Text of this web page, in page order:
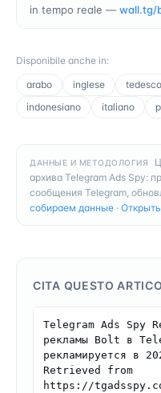
in tempo reale — wall.tg/
Disponibile anche in:
arabo
inglese tedesco
indonesiano
italiano
ДАННЫЕ И МЕТОДОЛОГИЯ
архива Telegram Ads Spy:
сообщения Telegram,
собираем данные ·
CITA QUESTO
Telegram Ads Spy
рекламы Bolt в
рекламируется в
Retrieved from
https://